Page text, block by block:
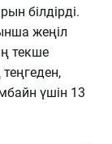
білдірді.
жеңіл
текше
үшін 13